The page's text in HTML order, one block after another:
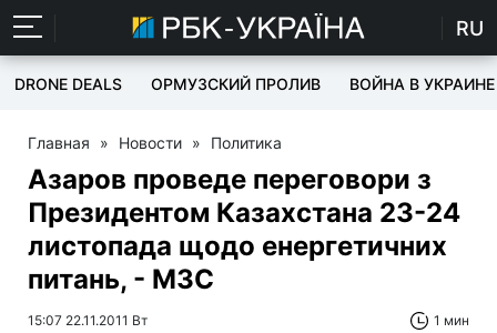
RU
DRONE DEALS ОРМУЗСКИЙ ПРОЛИВ ВОЙНА В УКРАИНЕ
Главная » Новости » Политика
Азаров проведе переговори з
Президентом Казахстана 23-24
листопада щодо енергетичних
питань, - МЗС
15:07 22.11.2011 Вт 1 мин